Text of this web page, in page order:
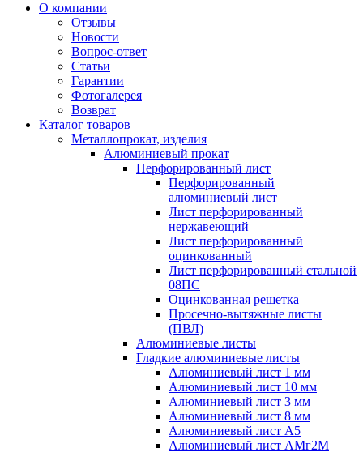
О компании
Отзывы
Новости
Вопрос-ответ
Статьи
Гарантии
Фотогалерея
Возврат
Каталог товаров
Металлопрокат, изделия
Алюминиевый прокат
Перфорированный лист
Перфорированный
алюминиевый лист
Лист перфорированный
нержавеющий
Лист перфорированный
оцинкованный
Лист перфорированный стальной
08ПС
Оцинкованная решетка
Просечно-вытяжные листы
(ПВЛ)
Алюминиевые листы
Гладкие алюминиевые листы
Алюминиевый лист 1 мм
Алюминиевый лист 10 мм
Алюминиевый лист 3 мм
Алюминиевый лист 8 мм
Алюминиевый лист А5
Алюминиевый лист АМг2М